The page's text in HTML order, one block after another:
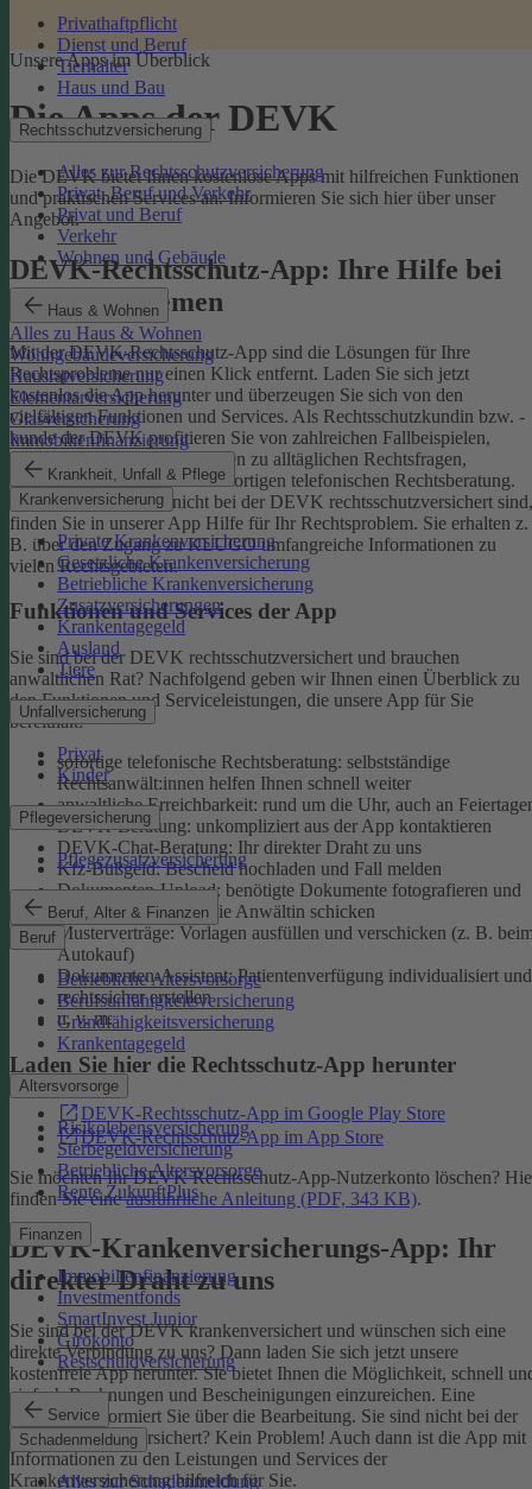
Privathaftpflicht
Dienst und Beruf
Tierhalter
Haus und Bau
Rechtsschutzversicherung
Alles zur Rechtsschutzversicherung
Privat, Beruf und Verkehr
Privat und Beruf
Verkehr
Wohnen und Gebäude
Haus & Wohnen
Alles zu Haus & Wohnen
Wohngebäudeversicherung
Hausratversicherung
Elementarversicherung
Glasversicherung
Immobilienfinanzierung
Krankheit, Unfall & Pflege
Krankenversicherung
Private Krankenversicherung
Gesetzliche Krankenversicherung
Betriebliche Krankenversicherung
Zusatzversicherungen
Krankentagegeld
Ausland
Tiere
Unfallversicherung
Privat
Kinder
Pflegeversicherung
Pflegezusatzversicherung
Beruf, Alter & Finanzen
Beruf
Betriebliche Altersvorsorge
Berufsunfähigkeitsversicherung
Grundfähigkeitsversicherung
Krankentagegeld
Altersvorsorge
Risikolebensversicherung
Sterbegeldversicherung
Betriebliche Altersvorsorge
Rente ZukunftPlus
Finanzen
Immobilienfinanzierung
Investmentfonds
SmartInvest Junior
Girokonto
Restschuldversicherung
Service
Schadenmeldung
Alles zur Schadenmeldung
Unsere Apps im Überblick
Die Apps der DEVK
Die DEVK bietet Ihnen kostenlose Apps mit hilfreichen Funktionen
und praktischen Services an. Informieren Sie sich hier über unser
Angebot.
DEVK-Rechtsschutz-App: Ihre Hilfe bei
Rechtsproblemen
Mit der DEVK-Rechtsschutz-App sind die Lösungen für Ihre
Rechtsprobleme nur einen Klick entfernt. Laden Sie sich jetzt
kostenlos die App herunter und überzeugen Sie sich von den
vielfältigen Funktionen und Services. Als Rechtsschutzkundin bzw. -
kunde der DEVK profitieren Sie von zahlreichen Fallbeispielen,
informativen Ratgeberbeiträgen zu alltäglichen Rechtsfragen,
Musterverträgen und einer sofortigen telefonischen Rechtsberatung.
Aber auch, wenn Sie nicht bei der DEVK rechtsschutzversichert sind,
finden Sie in unserer App Hilfe für Ihr Rechtsproblem. Sie erhalten z.
B. über den Zugang zu KLUGO umfangreiche Informationen zu
vielen Rechtsgebieten.
Funktionen und Services der App
Sie sind bei der DEVK rechtsschutzversichert und brauchen
anwaltlichen Rat? Nachfolgend geben wir Ihnen einen Überblick zu
den Funktionen und Serviceleistungen, die unsere App für Sie
bereithält:
sofortige telefonische Rechtsberatung: selbstständige
Rechtsanwält:innen helfen Ihnen schnell weiter
anwaltliche Erreichbarkeit: rund um die Uhr, auch an
DEVK-Beratung: unkompliziert aus der App kontaktieren
DEVK-Chat-Beratung: Ihr direkter Draht zu uns
Kfz-Bußgeld: Bescheid hochladen und Fall melden
Dokumenten-Upload: benötigte Dokumente fotografieren und
an den Anwalt oder die Anwältin schicken
Musterverträge: Vorlagen ausfüllen und verschicken (z. B.
Autokauf)
Dokumenten-Assistent: Patientenverfügung individualisiert und
rechtssicher erstellen
u. v. m.
Laden Sie hier die Rechtsschutz-App herunter
DEVK-Rechtsschutz-App im Google Play Store
DEVK-Rechtsschutz-App im App Store
Sie möchten Ihr DEVK Rechtsschutz-App-Nutzerkonto löschen?
finden Sie eineausführliche Anleitung (PDF, 343 KB).
DEVK-Krankenversicherungs-App: Ihr
direkter Draht zu uns
Sie sind bei der DEVK krankenversichert und wünschen sich eine
direkte Verbindung zu uns? Dann laden Sie sich jetzt unsere
kostenfreie App herunter. Sie bietet Ihnen die Möglichkeit, schnell
einfach Rechnungen und Bescheinigungen einzureichen. Eine
Nachricht informiert Sie über die Bearbeitung. Sie sind nicht bei der
DEVK krankenversichert? Kein Problem! Auch dann ist die App mit
Informationen zu den Leistungen und Services der
Krankenversicherung hilfreich für Sie.